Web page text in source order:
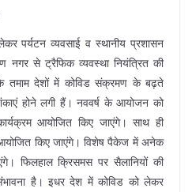
पर्यटन व्यवसाई व स्थानीय प्रशासन
नगर से ट्रैफिक व्यवस्था नियंत्रित की
तमाम देशों में कोविड संक्रमण के बढ़ते
होने लगी हैं। नववर्ष के आयोजन को
आयोजित किए जाएंगे। साथ ही
किए जाएंगे। विशेष पैकेज में अनेक
फिलहाल क्रिसमस पर सैलानियों की
है। इधर देश में कोविड को लेकर